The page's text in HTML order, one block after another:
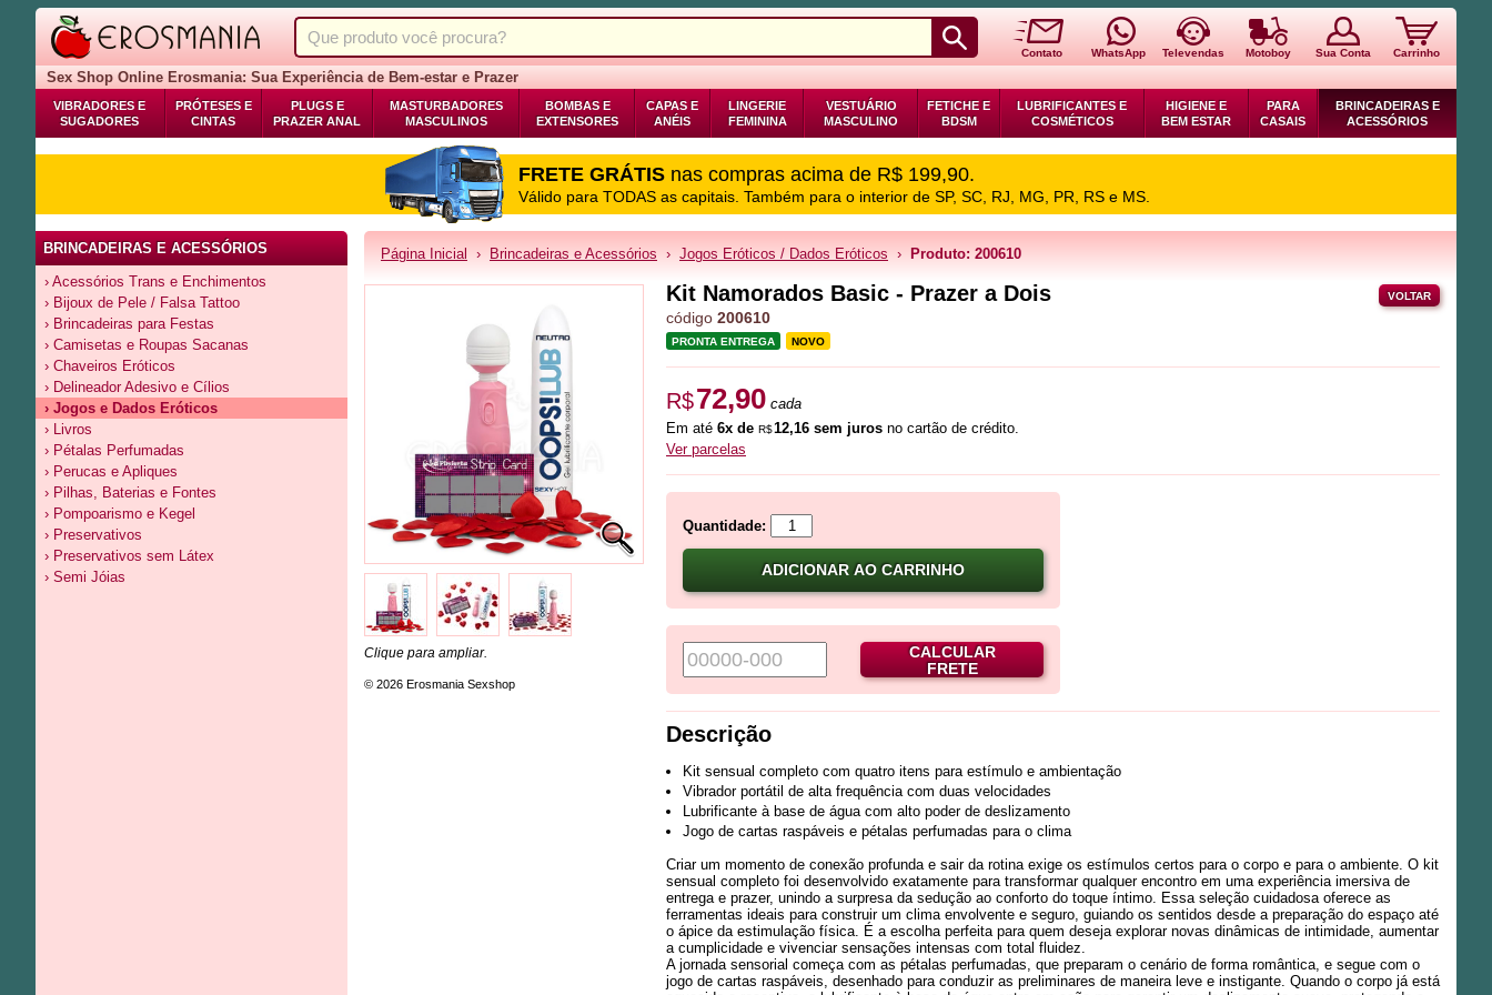
Contato WhatsApp Televendas Motoboy Sua Conta Carrinho
Sex Shop Online Erosmania: Sua Experiência de Bem-estar e Prazer
VIBRADORES E
SUGADORES
PRÓTESES E
CINTAS
PLUGS E
PRAZER ANAL
MASTURBADORES
MASCULINOS
BOMBAS E
EXTENSORES
CAPAS E
ANÉIS
LINGERIE
FEMININA
VESTUÁRIO
MASCULINO
FETICHE E
BDSM
LUBRIFICANTES E
COSMÉTICOS
HIGIENE E
BEM ESTAR
PARA
CASAIS
BRINCADEIRAS E
ACESSÓRIOS
FRETE GRÁTIS nas compras acima de R$ 199,90.
Válido para TODAS as capitais. Também para o interior de SP, SC, RJ, MG, PR, RS e MS.
BRINCADEIRAS E ACESSÓRIOS
› Acessórios Trans e Enchimentos
› Bijoux de Pele / Falsa Tattoo
› Brincadeiras para Festas
› Camisetas e Roupas Sacanas
› Chaveiros Eróticos
› Delineador Adesivo e Cílios
› Jogos e Dados Eróticos
› Livros
› Pétalas Perfumadas
› Perucas e Apliques
› Pilhas, Baterias e Fontes
› Pompoarismo e Kegel
› Preservativos
› Preservativos sem Látex
› Semi Jóias
Página Inicial › Brincadeiras e Acessórios › Jogos Eróticos / Dados Eróticos › Produto: 200610
Clique para ampliar.
© 2026 Erosmania Sexshop
Kit Namorados Basic - Prazer a Dois VOLTAR
código 200610
PRONTA ENTREGA NOVO
R$72,90 cada
Em até 6x de R$12,16 sem jurosno cartão de crédito.
Ver parcelas
Quantidade:
ADICIONAR AO CARRINHO
CALCULAR
FRETE
Descrição
Kit sensual completo com quatro itens para estímulo e ambientação
Vibrador portátil de alta frequência com duas velocidades
Lubrificante à base de água com alto poder de deslizamento
Jogo de cartas raspáveis e pétalas perfumadas para o clima
Criar um momento de conexão profunda e sair da rotina exige os estímulos certos para o corpo e para o ambiente. O kit
sensual completo foi desenvolvido exatamente para transformar qualquer encontro em uma experiência imersiva de
entrega e prazer, unindo a surpresa da sedução ao conforto do toque íntimo. Essa seleção cuidadosa oferece as
ferramentas ideais para construir um clima envolvente e seguro, guiando os sentidos desde a preparação do espaço até
o ápice da estimulação física. É a escolha perfeita para quem deseja explorar novas dinâmicas de intimidade, aumentar
a cumplicidade e vivenciar sensações intensas com total fluidez.
A jornada sensorial começa com as pétalas perfumadas, que preparam o cenário de forma romântica, e segue com o
jogo de cartas raspáveis, desenhado para conduzir as preliminares de maneira leve e instigante. Quando o corpo já está